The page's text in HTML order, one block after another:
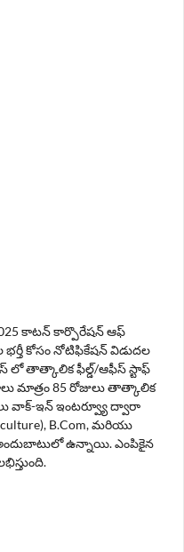
కాటన్ కార్పొరేషన్ ఆఫ్
కోసం నోటిఫికేషన్ విడుదల
లో తాత్కాలిక ఫీల్డ్/ఆఫీస్ స్టాఫ్
మాత్రం 85 రోజులు తాత్కాలిక
వాక్-ఇన్ ఇంటర్వ్యూ ద్వారా
B.Com, మరియు
ఉన్నాయి. ఎంపికైన